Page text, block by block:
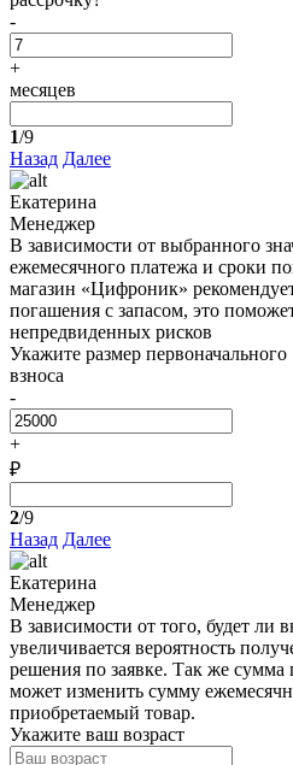
-
+
месяцев
1/9
Назад Далее
Екатерина
Менеджер
В зависимости от выбранного
ежемесячного платежа и сроки
магазин «Цифроник»
погашения с запасом, это
непредвиденных рисков
Укажите размер первоначального
взноса
-
+
₽
2/9
Назад Далее
Екатерина
Менеджер
В зависимости от того, будет ли
увеличивается вероятность
решения по заявке. Так же сумма
может изменить сумму
приобретаемый товар.
Укажите ваш возраст